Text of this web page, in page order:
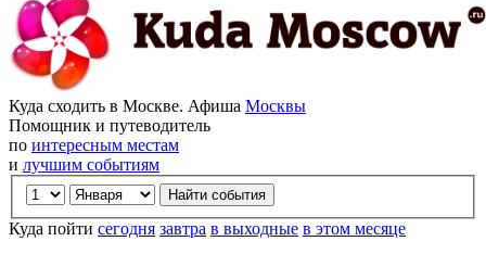
Куда сходить в Москве. Афиша Москвы
Помощник и путеводитель
по интересным местам
и лучшим событиям
Куда пойти сегодня завтра в выходные в этом месяце